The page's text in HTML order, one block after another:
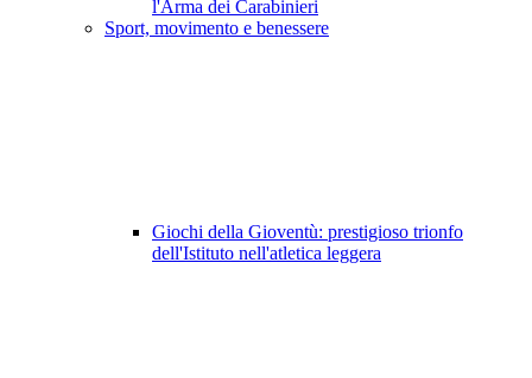
l'Arma dei Carabinieri
Sport, movimento e benessere
Giochi della Gioventù: prestigioso trionfo
dell'Istituto nell'atletica leggera